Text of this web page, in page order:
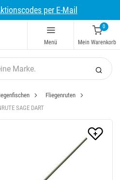
per E-Mail
Menü
0
Mein Warenkorb
Fliegenruten
SAGE DART